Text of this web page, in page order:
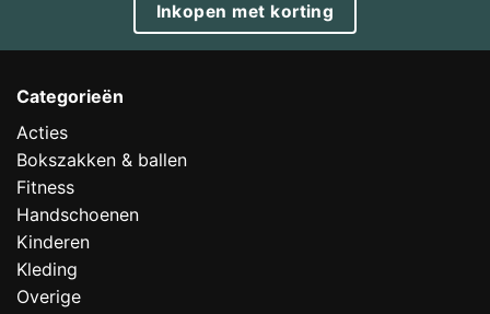
Inkopen met korting
Categorieën
Acties
Bokszakken & ballen
Fitness
Handschoenen
Kinderen
Kleding
Overige